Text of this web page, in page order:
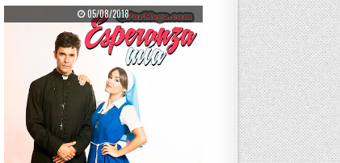
PUBLISHED DATE:
05/08/2018